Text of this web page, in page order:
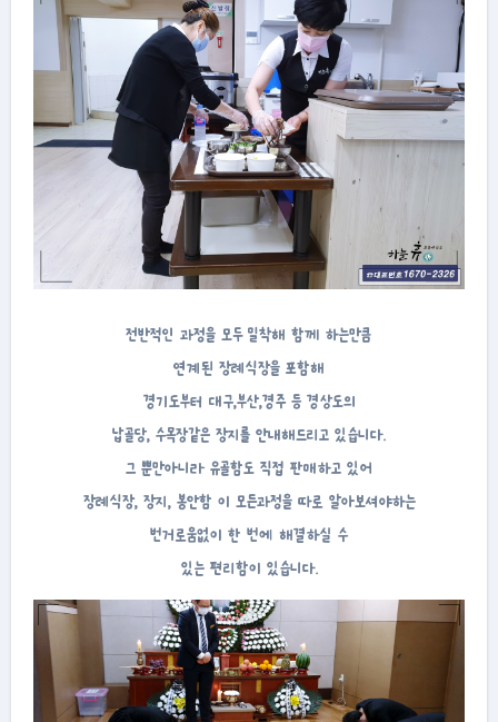
전반적인 과정을 모두 밀착해 함께 하는만큼
연계된 장례식장을 포함해
경기도부터 대구,부산,경주 등 경상도의
납골당, 수목장같은 장지를 안내해드리고 있습니다.
그 뿐만아니라 유골함도 직접 판매하고 있어
장례식장, 장지, 봉안함 이 모든과정을 따로 알아보셔야하는
번거로움없이 한 번에 해결하실 수
있는 편리함이 있습니다.